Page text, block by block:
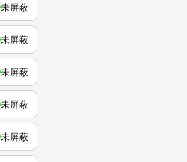
未屏蔽
未屏蔽
未屏蔽
未屏蔽
未屏蔽